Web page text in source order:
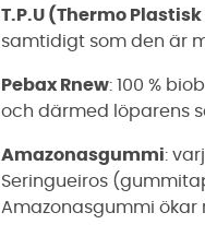
T.P.U (Thermo
samtidigt som den är
Pebax Rnew: 100 %
och därmed löparens
Amazonasgummi:
Seringueiros
Amazonasgummi ökar